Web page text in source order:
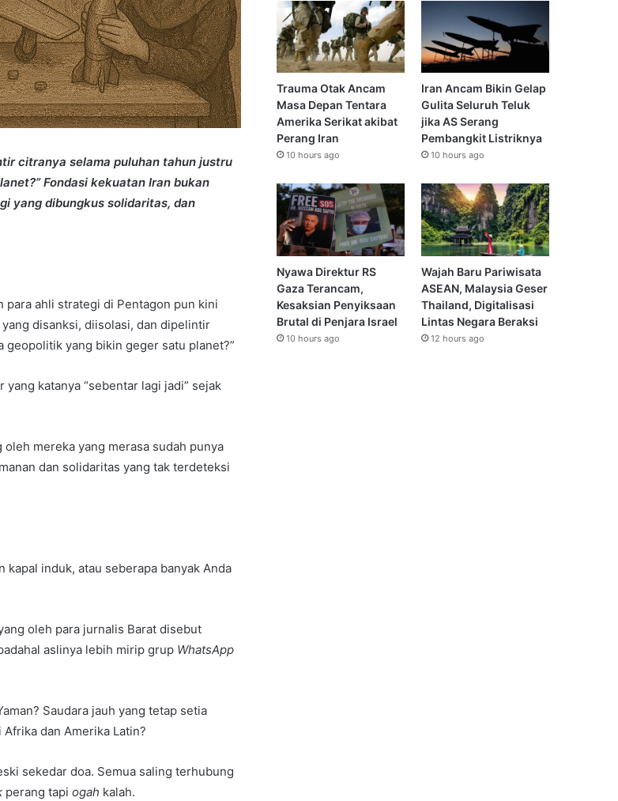
citranya selama puluhan tahun justru
Fondasi kekuatan Iran bukan
yang dibungkus solidaritas, dan
para ahli strategi di Pentagon pun kini
yang disanksi, diisolasi, dan dipelintir
yang bikin geger satu planet?”
katanya “sebentar lagi jadi” sejak
mereka yang merasa sudah punya
dan solidaritas yang tak terdeteksi
induk, atau seberapa banyak Anda
oleh para jurnalis Barat disebut
aslinya lebih mirip grup WhatsApp
Saudara jauh yang tetap setia
dan Amerika Latin?
sekedar doa. Semua saling terhubung
perang tapi ogah kalah.
Trauma Otak Ancam
Masa Depan Tentara
Amerika Serikat akibat
Perang Iran
10 hours ago
Iran Ancam Bikin Gelap
Gulita Seluruh Teluk
jika AS Serang
Pembangkit Listriknya
10 hours ago
Nyawa Direktur RS
Gaza Terancam,
Kesaksian Penyiksaan
Brutal di Penjara Israel
10 hours ago
Wajah Baru Pariwisata
ASEAN, Malaysia Geser
Thailand, Digitalisasi
Lintas Negara Beraksi
12 hours ago